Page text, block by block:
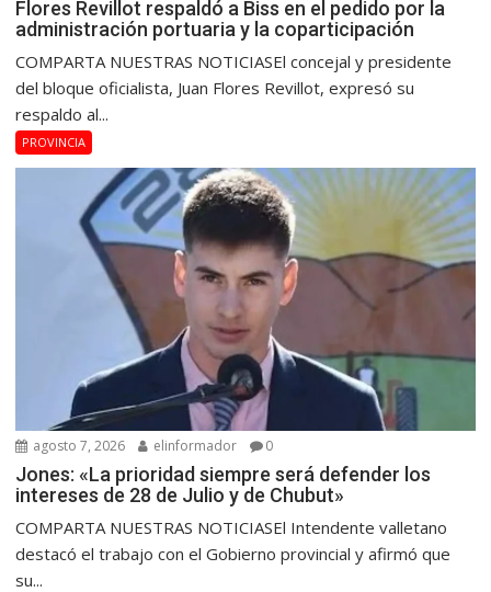
Flores Revillot respaldó a Biss en el pedido por la
administración portuaria y la coparticipación
COMPARTA NUESTRAS NOTICIASEl concejal y presidente
del bloque oficialista, Juan Flores Revillot, expresó su
respaldo al...
PROVINCIA
agosto 7, 2026 elinformador 0
Jones: «La prioridad siempre será defender los
intereses de 28 de Julio y de Chubut»
COMPARTA NUESTRAS NOTICIASEl Intendente valletano
destacó el trabajo con el Gobierno provincial y afirmó que
su...